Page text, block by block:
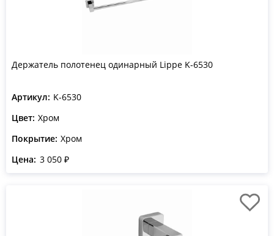
Держатель полотенец одинарный Lippe K-6530
Артикул: K-6530
Цвет: Хром
Покрытие: Хром
Цена: 3 050 ₽